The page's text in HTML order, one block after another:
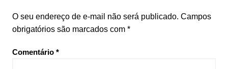
O seu endereço de e-mail não será publicado. Campos
obrigatórios são marcados com *
Comentário *